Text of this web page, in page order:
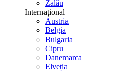
Zalău
Internațional
Austria
Belgia
Bulgaria
Cipru
Danemarca
Elveția